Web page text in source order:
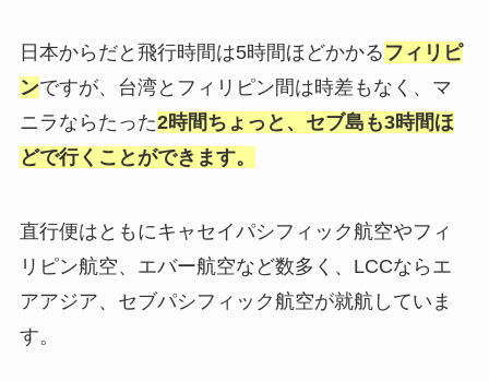
日本からだと飛行時間は5時間ほどかかる フィリピ
ンですが、台湾とフィリピン間は時差もなく、マ
ニラならたった2時間ちょっと、セブ島も3時間ほ
どで行くことができます。
直行便はともにキャセイパシフィック航空やフィ
リピン航空、エバー航空など数多く、LCCならエ
アアジア、セブパシフィック航空が就航していま
す。